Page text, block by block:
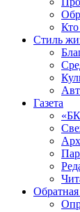
Кто
Стиль
Газета
Обратная